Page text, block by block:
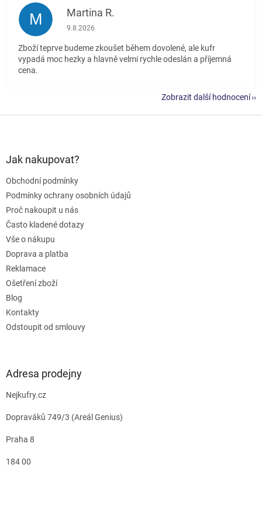
M Martina R.
Hodnocení obchodu je 5 z 5 hvězdiček.
9.8.2026
Zboží teprve budeme zkoušet během dovolené, ale kufr
vypadá moc hezky a hlavně velmi rychle odeslán a příjemná
cena.
Zobrazit další hodnocení
Jak nakupovat?
Obchodní podmínky
Podmínky ochrany osobních údajů
Proč nakoupit u nás
Často kladené dotazy
Vše o nákupu
Doprava a platba
Reklamace
Ošetření zboží
Blog
Kontakty
Odstoupit od smlouvy
Adresa prodejny
Nejkufry.cz
Dopraváků 749/3 (Areál Genius)
Praha 8
184 00